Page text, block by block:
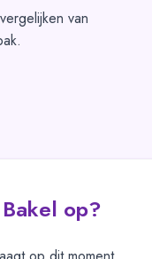
van
op?